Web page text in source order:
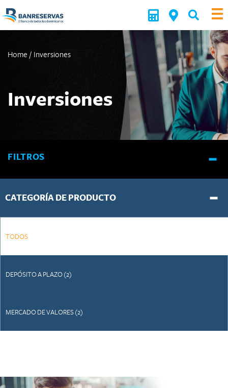
Home / Inversiones
Inversiones
FILTROS
CATEGORÍA DE PRODUCTO
TODOS
DEPÓSITO A PLAZO (2)
MERCADO DE VALORES (2)